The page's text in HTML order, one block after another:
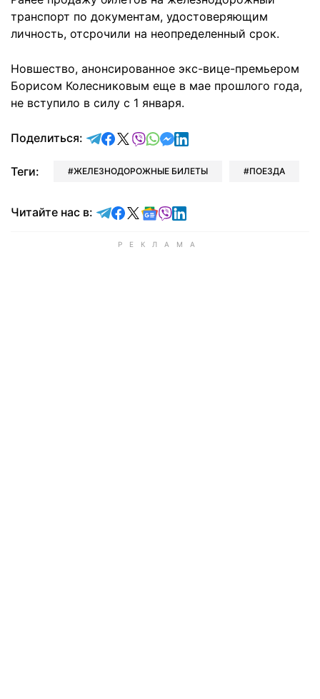
транспорт по документам, удостоверяющим
личность, отсрочили на неопределенный срок.
Новшество, анонсированное экс-вице-премьером
Борисом Колесниковым еще в мае прошлого года,
не вступило в силу с 1 января.
Поделиться: отправить в Telegram
поделиться в Facebook
поделиться в X
отправить в Viber
отправить в Whatsapp
отправить в Messenger
отправить в LinkedIn
Теги: ЖЕЛЕЗНОДОРОЖНЫЕ БИЛЕТЫ ПОЕЗДА
Читайте нас в: Читайте в Telegram
Читайте в Facebook
Читайте в X
Читайте в Google news
Читайте в Viber
Читайте в LinkedIn